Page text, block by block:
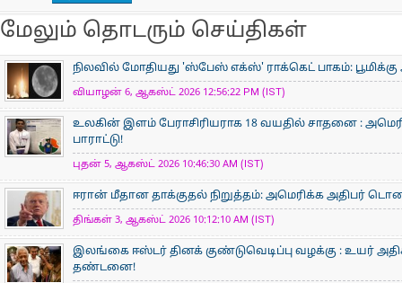
மேலும் தொடரும் செய்திகள்
நிலவில் மோதியது 'ஸ்பேஸ் எக்ஸ்' ராக்கெட் பாகம்:
வியாழன் 6, ஆகஸ்ட் 2026 12:56:22 PM (IST)
உலகின் இளம் பேராசிரிய​ராக 18 வயதில் சாதனை :
பாராட்டு!
புதன் 5, ஆகஸ்ட் 2026 10:46:30 AM (IST)
ஈரான் மீதான தாக்குதல் நிறுத்தம்: அமெரிக்க அதிபர்
திங்கள் 3, ஆகஸ்ட் 2026 10:12:10 AM (IST)
இலங்கை ஈஸ்டர் தினக் குண்டுவெடிப்பு வழக்கு : உயர்
தண்டனை!